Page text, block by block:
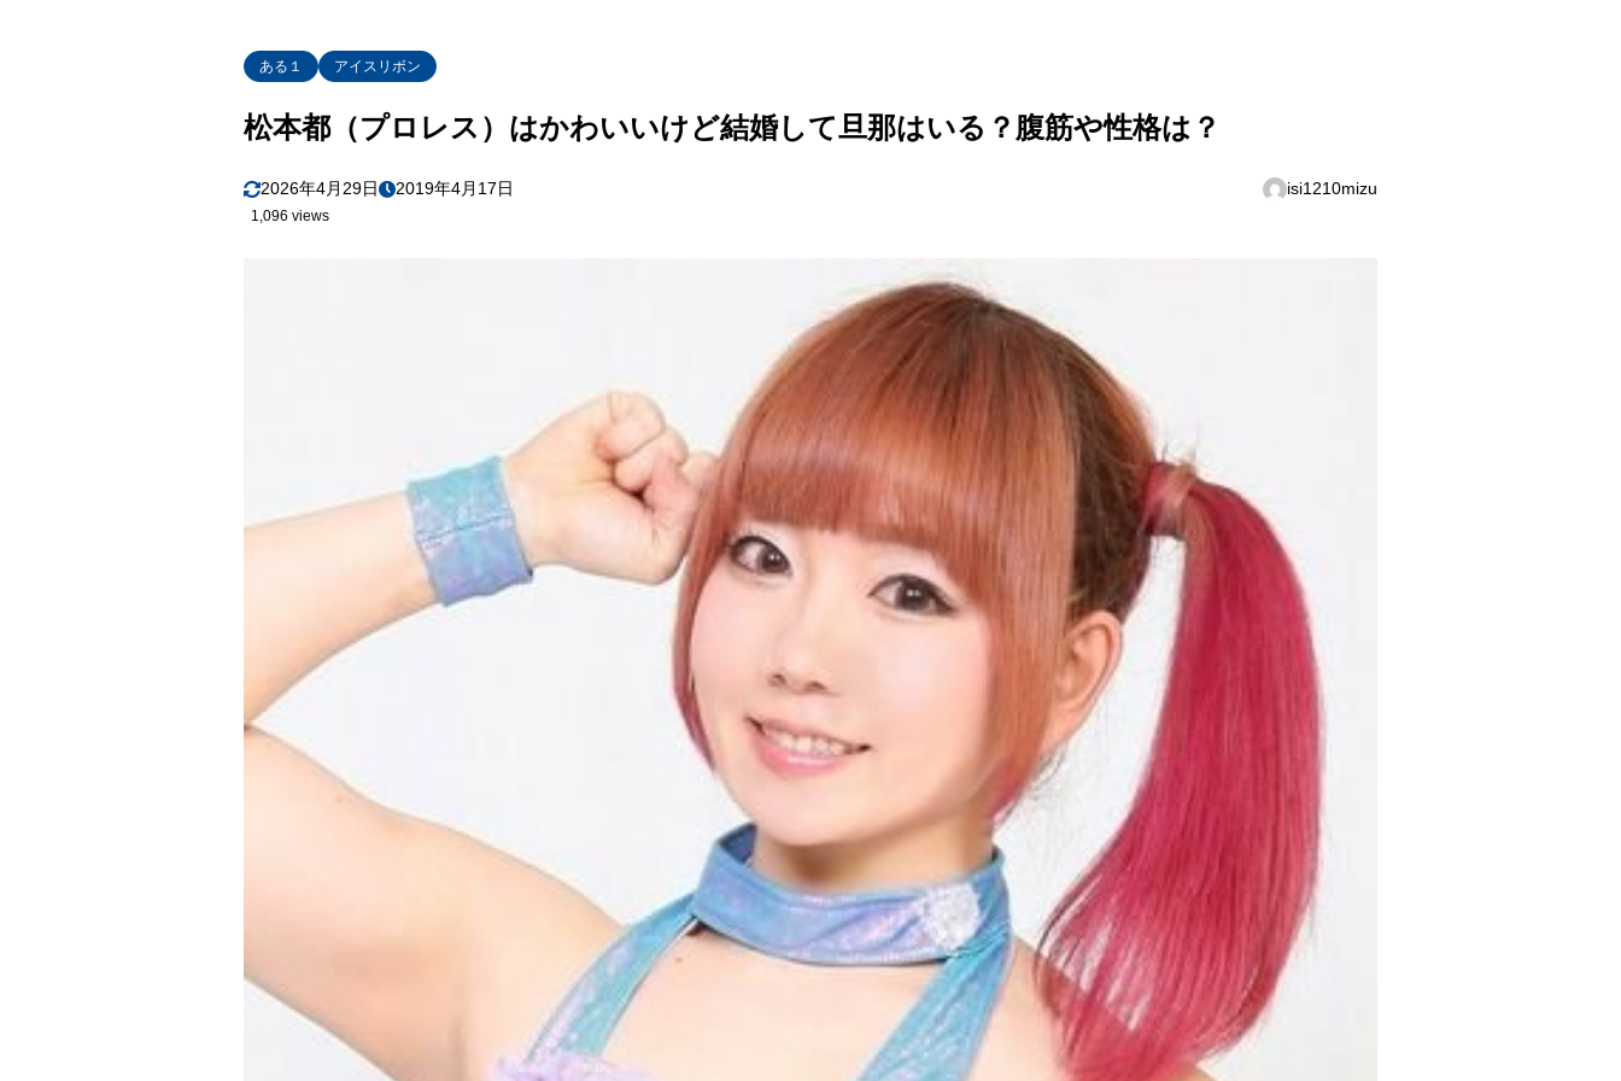
ある１ アイスリボン
松本都（プロレス）はかわいいけど結婚して旦那はいる？腹筋や性格は？
2026年4月29日 2019年4月17日 isi1210mizu
1,096 views